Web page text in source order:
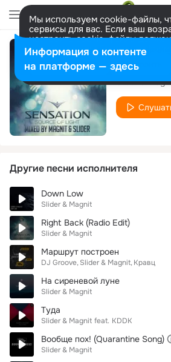
Мы используем cookie-файлы,
сервисы для вас. Если ваш
настроить cookie-файлы
представитель. Больше
Разрешить все Настроить
Slider &
Другие песни исполнителя
Down Low
Slider & Magnit
Right Back (Radio Edit)
Slider & Magnit
Маршрут построен
DJ Groove Slider & Magnit Кравц
На сиреневой луне
Slider & Magnit
Туда
Slider & Magnit feat. KDDK
Вообще пох! (Quarantine Song)
Slider & Magnit
Информация о контенте
на платформе — здесь